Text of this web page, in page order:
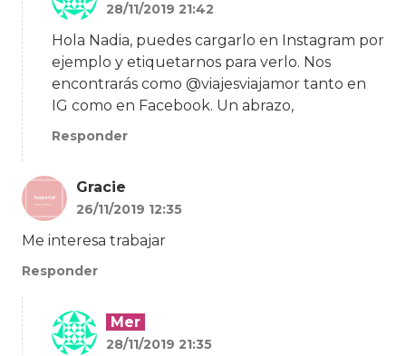
28/11/2019 21:42
Hola Nadia, puedes cargarlo en Instagram por
ejemplo y etiquetarnos para verlo. Nos
encontrarás como @viajesviajamor tanto en
IG como en Facebook. Un abrazo,
Responder
Gracie
26/11/2019 12:35
Me interesa trabajar
Responder
Mer
28/11/2019 21:35